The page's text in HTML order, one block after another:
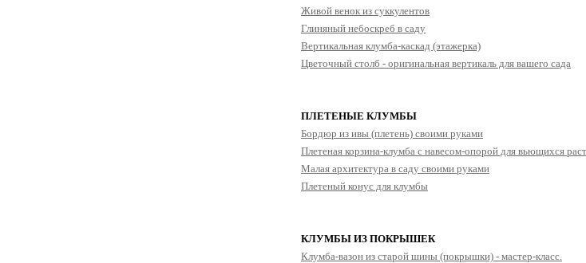
Живой венок из суккулентов
Глиняный небоскреб в саду
Вертикальная клумба-каскад (этажерка)
Цветочный столб - оригинальная вертикаль для вашего сада
ПЛЕТЕНЫЕ КЛУМБЫ
Бордюр из ивы (плетень) своими руками
Плетеная корзина-клумба с навесом-опорой для вьющихся
Малая архитектура в саду своими руками
Плетеный конус для клумбы
КЛУМБЫ ИЗ ПОКРЫШЕК
Клумба-вазон из старой шины (покрышки) - мастер-класс.